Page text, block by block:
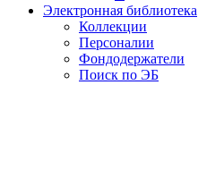
Электронная библиотека
Коллекции
Персоналии
Фондодержатели
Поиск по ЭБ